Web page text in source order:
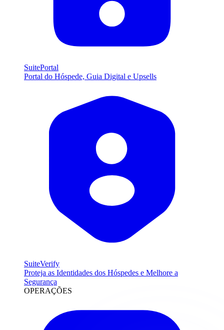
SuitePortal
Portal do Hóspede, Guia Digital e Upsells
SuiteVerify
Proteja as Identidades dos Hóspedes e Melhore a
Segurança
OPERAÇÕES